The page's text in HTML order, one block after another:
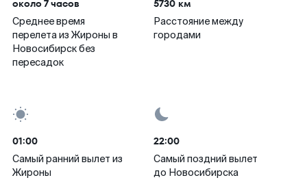
около 7 часов
Среднее время
перелета из Жироны в
Новосибирск без
пересадок
5730 км
Расстояние между
городами
01:00
Самый ранний вылет из
Жироны
22:00
Самый поздний вылет
до Новосибирска